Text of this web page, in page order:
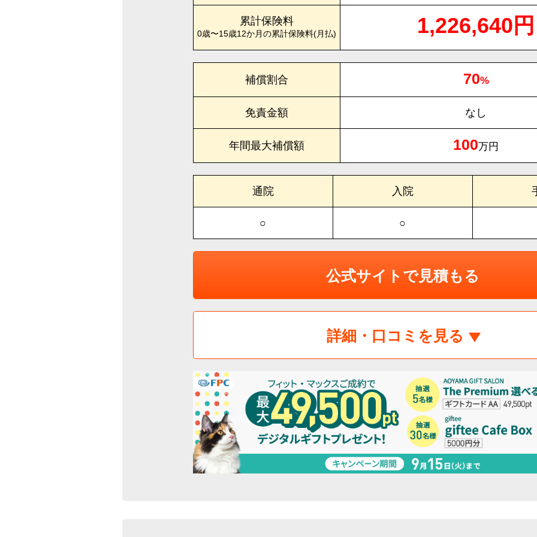
累計保険料
0歳〜15歳12か月 の累計保険料(月払) 1,226,640円
補償割合 70%
免責金額 なし
年間最大補償額 100万円
通院 入院
○ ○
公式サイトで見積もる
詳細・口コミを見る